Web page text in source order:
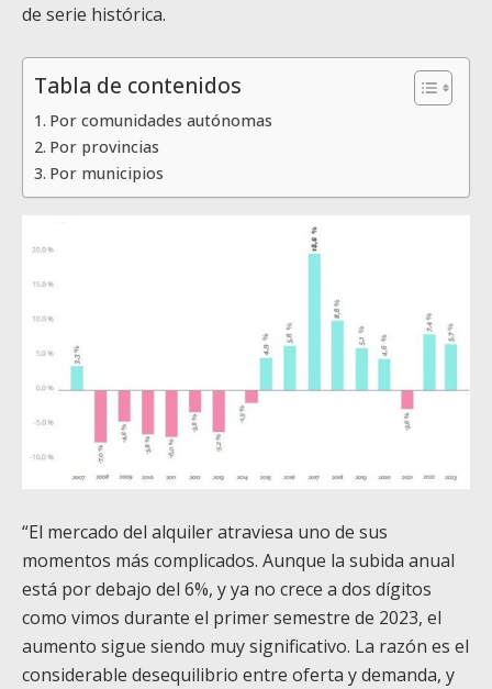
de serie histórica.
Tabla de contenidos
Por comunidades autónomas
Por provincias
Por municipios
“El mercado del alquiler atraviesa uno de sus
momentos más complicados. Aunque la subida anual
está por debajo del 6%, y ya no crece a dos dígitos
como vimos durante el primer semestre de 2023, el
aumento sigue siendo muy significativo. La razón es el
considerable desequilibrio entre oferta y demanda, y